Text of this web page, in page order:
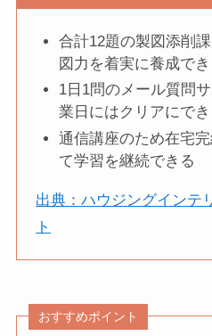
合計12題の製図添削
図力を着実に養成でき
1日1問のメール質問
業日にはクリアにでき
通信講座のため在宅
て学習を継続できる
出典：ハウジングインテ
ト
おすすめポイント